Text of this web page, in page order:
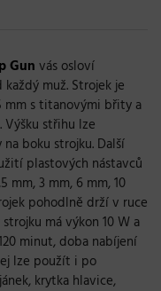
Gun vás osloví
muž. Strojek je
mm s titanovými břity a
Výšku střihu lze
boku strojku. Další
plastových nástavců
mm, 3 mm, 6 mm, 10
pohodlně drží v ruce
má výkon 10 W a
minut, doba nabíjení
lze použít i po
krytka hlavice,